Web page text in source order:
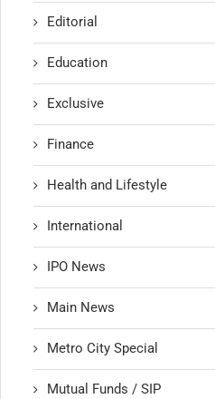
Editorial
Education
Exclusive
Finance
Health and Lifestyle
International
IPO News
Main News
Metro City Special
Mutual Funds / SIP